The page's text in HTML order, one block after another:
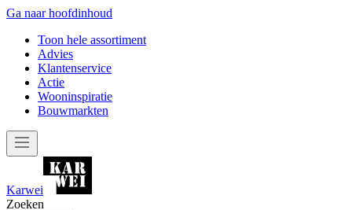
Ga naar hoofdinhoud
Toon hele assortiment
Advies
Klantenservice
Actie
Wooninspiratie
Bouwmarkten
Karwei
Zoeken